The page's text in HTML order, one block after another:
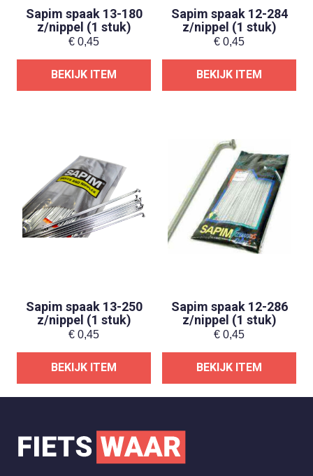
Sapim spaak 13-180
z/nippel (1 stuk)
€ 0,45
BEKIJK ITEM
Sapim spaak 12-284
z/nippel (1 stuk)
€ 0,45
BEKIJK ITEM
Sapim spaak 13-250
z/nippel (1 stuk)
€ 0,45
BEKIJK ITEM
Sapim spaak 12-286
z/nippel (1 stuk)
€ 0,45
BEKIJK ITEM